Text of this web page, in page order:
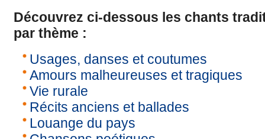
Découvrez ci-dessous les chants
par thème :
Usages, danses et coutumes
Amours malheureuses et tragiques
Vie rurale
Récits anciens et ballades
Louange du pays